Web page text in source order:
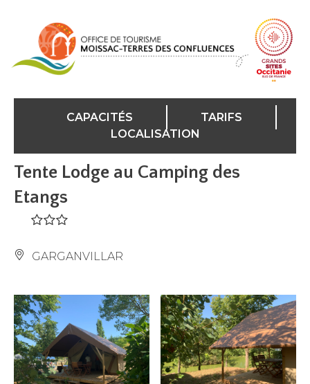
CAPACITÉS
TARIFS
LOCALISATION
Tente Lodge au Camping des
Etangs
GARGANVILLAR